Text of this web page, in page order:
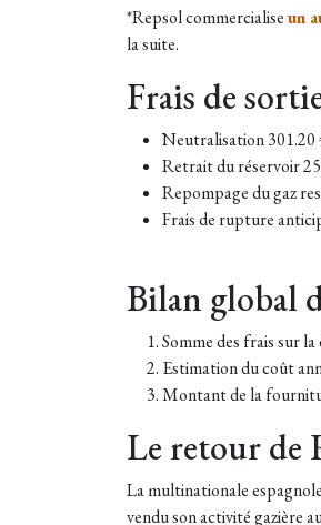
*Repsol commercialiseun
la suite.
Frais de
Neutralisation
Retrait du réservoir
Repompage du gaz
Frais de rupture
Bilan global
Somme des frais sur
Estimation du coût
Montant de la
Le retour de
La multinationale
vendu son activité gazière